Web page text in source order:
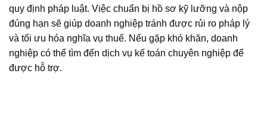
quy định pháp luật. Việc chuẩn bị hồ sơ kỹ lưỡng và nộp
đúng hạn sẽ giúp doanh nghiệp tránh được rủi ro pháp lý
và tối ưu hóa nghĩa vụ thuế. Nếu gặp khó khăn, doanh
nghiệp có thể tìm đến dịch vụ kế toán chuyên nghiệp để
được hỗ trợ.